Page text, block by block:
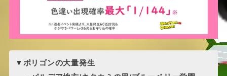
▼ポリゴンの大量発生